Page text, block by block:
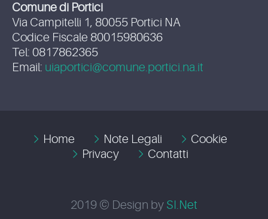
Comune di Portici
Via Campitelli 1, 80055 Portici NA
Codice Fiscale 80015980636
Tel: 0817862365
Email: uiaportici@comune.portici.na.it
Home Note Legali
Cookie
Privacy
Contatti
2019 © Design by SI.Net